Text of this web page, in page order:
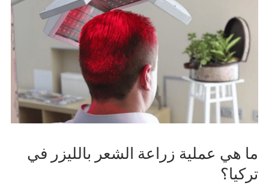
ما هي عملية زراعة الشعر بالليزر في
تركيا؟